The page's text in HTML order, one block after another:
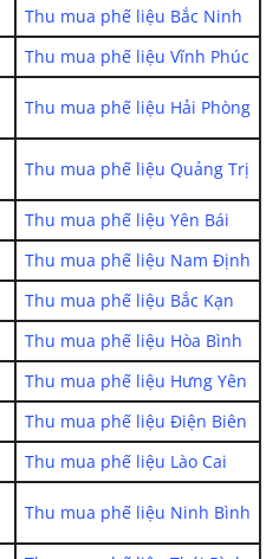
Thu mua phế liệu Bắc Ninh
Thu mua phế liệu Vĩnh Phúc
Thu mua phế liệu Hải Phòng
Thu mua phế liệu Quảng Trị
Thu mua phế liệu Yên Bái
Thu mua phế liệu Nam Định
Thu mua phế liệu Bắc Kạn
Thu mua phế liệu Hòa Bình
Thu mua phế liệu Hưng Yên
Thu mua phế liệu Điện Biên
Thu mua phế liệu Lào Cai
Thu mua phế liệu Ninh Bình